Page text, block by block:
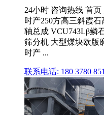
24小时 咨询热线 首
时产250方高三斜霞
轴总成 VCU743Lβ鳞
筛分机 大型煤块欧版
时产 ...
联系电话: 180 3780